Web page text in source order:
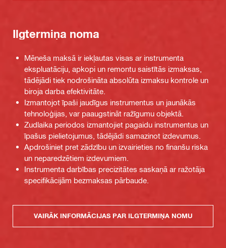
Ilgtermiņa noma
Mēneša maksā ir iekļautas visas ar instrumenta
ekspluatāciju, apkopi un remontu saistītās izmaksas,
tādējādi tiek nodrošināta absolūta izmaksu kontrole un
biroja darba efektivitāte.
Izmantojot īpaši jaudīgus instrumentus un jaunākās
tehnoloģijas, var paaugstināt ražīgumu objektā.
Zudlaika periodos izmantojiet pagaidu instrumentus un
īpašus pielietojumus, tādējādi samazinot izdevumus.
Apdrošiniet pret zādzību un izvairieties no finanšu riska
un neparedzētiem izdevumiem.
Instrumenta darbības precizitātes saskaņā ar ražotāja
specifikācijām bezmaksas pārbaude.
VAIRĀK INFORMĀCIJAS PAR ILGTERMIŅA NOMU